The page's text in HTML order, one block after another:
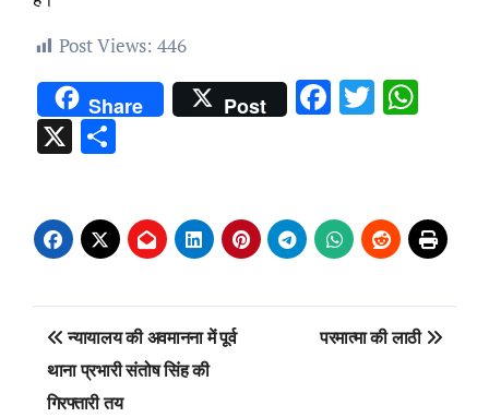
Post Views: 446
Share Post Facebook
Twitter
X Share
Post
navigation
न्यायालय की अवमानना में पूर्व
थाना प्रभारी संतोष सिंह की
गिरफ्तारी तय
परमात्मा की लाठी